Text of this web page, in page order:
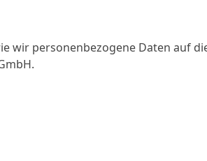
wir personenbezogene Daten auf